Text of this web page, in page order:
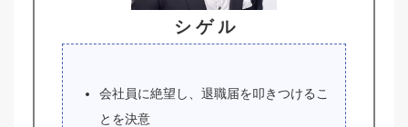
シ ゲ ル
会社員に絶望し、退職届を叩きつけるこ
とを決意